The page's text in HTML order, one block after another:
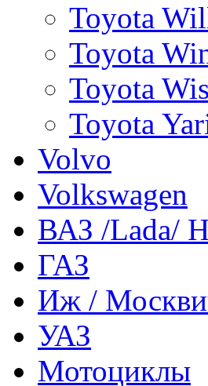
Toyota
Toyota
Toyota
Toyota
Volvo
Volkswagen
ВАЗ /Lada/
ГАЗ
Иж /
УАЗ
Мотоциклы